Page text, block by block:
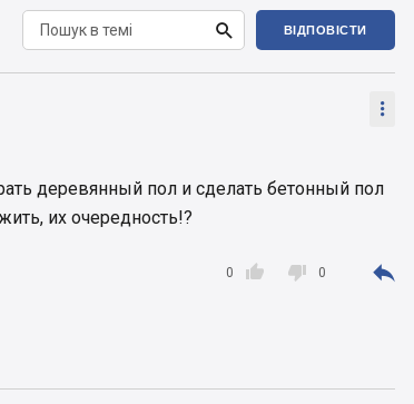
 ВІДПОВІСТИ

деревянный пол и сделать бетонный пол
их очередность!?

0  0 